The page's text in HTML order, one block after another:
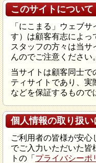
このサイトについて
「にこまる」ウェブ
す）は顧客有志によっ
スタッフの方々は当
んのでご注意ください。
当サイトは顧客同士で
ティサイトであり、実
などを保証するもので
個人情報の取り扱い
ご利用者の皆様が安心
でご入力いただいた皆
トの「 プライバシーポ